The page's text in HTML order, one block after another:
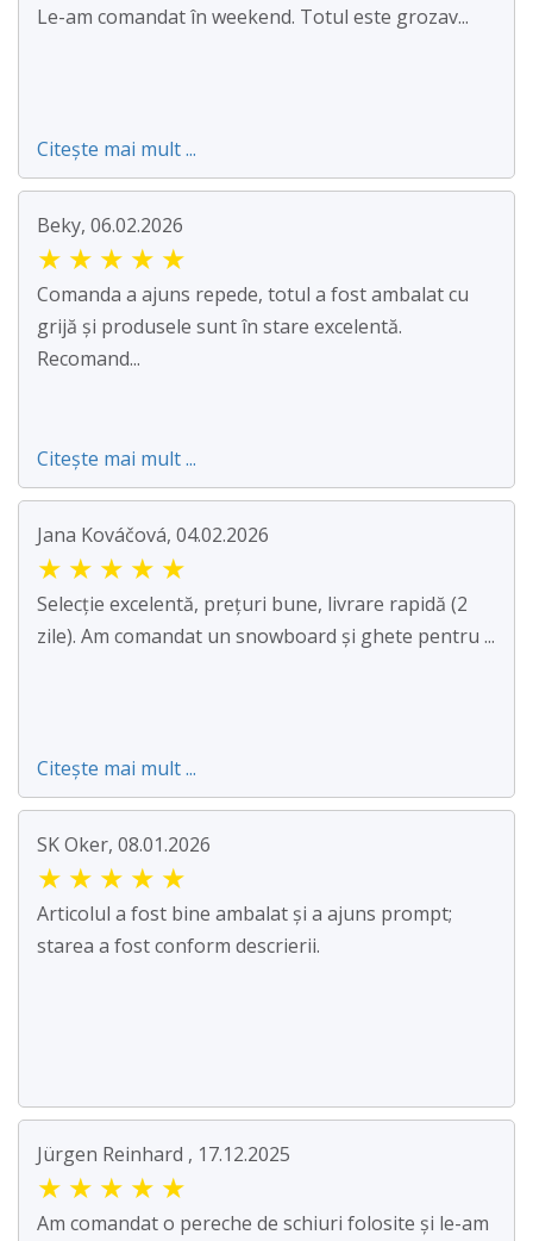
Le-am comandat în weekend. Totul este grozav...
Citește mai mult ...
Beky, 06.02.2026
★ ★ ★ ★ ★
Comanda a ajuns repede, totul a fost ambalat cu
grijă și produsele sunt în stare excelentă.
Recomand...
Citește mai mult ...
Jana Kováčová, 04.02.2026
★ ★ ★ ★ ★
Selecție excelentă, prețuri bune, livrare rapidă (2
zile). Am comandat un snowboard și ghete pentru ...
Citește mai mult ...
SK Oker, 08.01.2026
★ ★ ★ ★ ★
Articolul a fost bine ambalat și a ajuns prompt;
starea a fost conform descrierii.
Jürgen Reinhard , 17.12.2025
★ ★ ★ ★ ★
Am comandat o pereche de schiuri folosite și le-am